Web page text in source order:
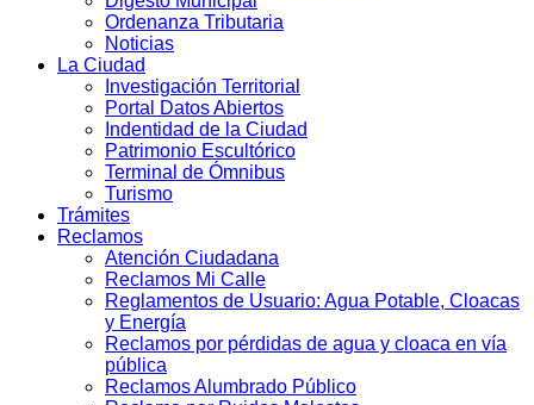
Ordenanza Tributaria
Noticias
La Ciudad
Investigación Territorial
Portal Datos Abiertos
Indentidad de la Ciudad
Patrimonio Escultórico
Terminal de Ómnibus
Turismo
Trámites
Reclamos
Atención Ciudadana
Reclamos Mi Calle
Reglamentos de Usuario: Agua Potable, Cloacas
y Energía
Reclamos por pérdidas de agua y cloaca en vía
pública
Reclamos Alumbrado Público